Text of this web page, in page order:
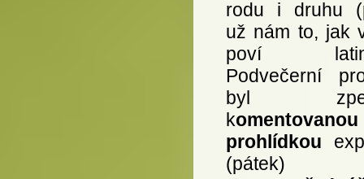
rodu i druhu
už nám to, jak
poví
Podvečerní
byl
komentovanou
prohlídkou
(pátek)